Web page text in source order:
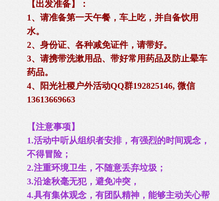
【出发准备】：
1、请准备第一天午餐，车上吃，并自备饮用
水。
2、身份证、各种减免证件，请带好。
3、请携带洗漱用品、带好常用药品及防止晕车
药品。
4、阳光社稷户外活动QQ群192825146, 微信
13613669663
【注意事项】
1.活动中听从组织者安排，有强烈的时间观念，
不得冒险；
2.注重环境卫生，不随意丢弃垃圾；
3.沿途秋毫无犯，避免冲突，
4.具有集体观念，有团队精神，能够主动关心帮